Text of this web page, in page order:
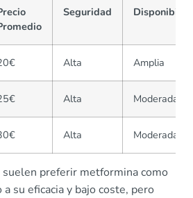
Seguridad
Alta Amplia
Alta Moderada
Alta Moderada
suelen preferir metformina como
su eficacia y bajo coste, pero